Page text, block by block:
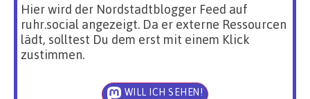
Hier wird der Nordstadtblogger Feed auf
ruhr.social angezeigt. Da er externe Ressourcen
lädt, solltest Du dem erst mit einem Klick
zustimmen.
WILL ICH SEHEN!